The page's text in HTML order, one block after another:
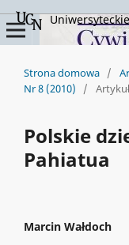
Strona domowa /
Nr 8 (2010)
/
Polskie
Pahiatua
Marcin Wałdoch